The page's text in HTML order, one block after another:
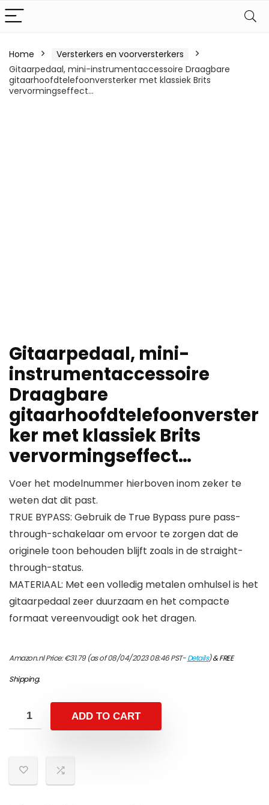
Home
Versterkers en voorversterkers
Gitaarpedaal, mini-instrumentaccessoire Draagbare
gitaarhoofdtelefoonversterker met klassiek Brits
vervormingseffect…
Gitaarpedaal, mini-
instrumentaccessoire
Draagbare
gitaarhoofdtelefoonverster
ker met klassiek Brits
vervormingseffect…
Voer het modelnummer hierboven inom zeker te
weten dat dit past.
TRUE BYPASS: Gebruik de True Bypass pure pass-
through-schakelaar om ervoor te zorgen dat de
originele toon behouden blijft zoals in de straight-
through-status.
MATERIAAL: Met een volledig metalen omhulsel is het
gitaarpedaal zeer duurzaam en het compacte
formaat vereenvoudigt ook het dragen.
Amazon.nl Price:€31.79(as of 08/04/2023 08:46 PST-Details)&FREE
Shipping.
ADD TO CART